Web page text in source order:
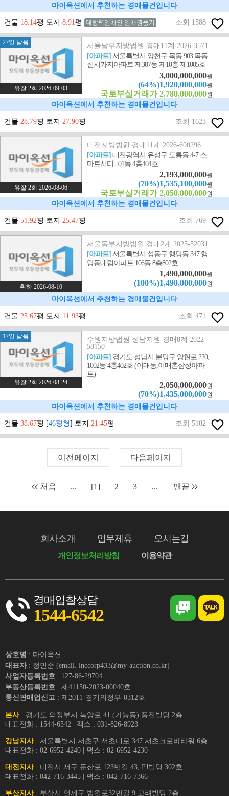
마이옥션에서 추천하는 경매물건입니다
건물 18.14평 토지 8.91평 대항력임차인 임차권등기 조회 1588
27일 남음
유찰 2회 2026-09-03
서울남부지방법원 경매11계 2026-3571
[아파트]서울특별시 양천구 목동 903 목동
신시가지아파트 제307동 제10층 제1005호
3,000,000,000원
(64%)1,920,000,000원
국토부실거래가 2,780,000,000원
마이옥션에서 추천하는 경매물건입니다
건물 28.79평 토지 27.90평 조회 1623
유찰 2회 2026-08-06
대전지방법원 경매11계 2026-600296
[아파트]대전광역시 유성구 도룡동 4-7 스
마트시티 501동 4층404호
2,193,000,000원
(70%)1,535,100,000원
국토부실거래가 2,050,000,000원
마이옥션에서 추천하는 경매물건입니다
건물 51.92평 토지 25.47평 조회 769
취하 2026-08-10
서울동부지방법원 경매2계 2025-52031
[아파트]서울특별시 성동구 행당동 347 행
당동대림아파트 106동 8층802호
1,490,000,000원
(100%)1,490,000,000원
마이옥션에서 추천하는 경매물건입니다
건물 25.67평 토지 11.93평 조회 471
17일 남음
유찰 2회 2026-08-24
수원지방법원 성남지원 경매8계 2022-
58150
[아파트] 경기도 성남시 분당구 양현로 220,
1002동 4층402호 (이매동,이매촌삼성아파
트)
2,050,000,000원
(70%)1,435,000,000원
마이옥션에서 추천하는 경매물건입니다
건물 38.67평 [46평형] 토지 21.45평 조회 5182
이전페이지 다음페이지
처음 ... [1] 2 3 ... 맨끝
회사소개 업무제휴 오시는길
개인정보처리방침 이용약관
경매입찰상담
1544-6542
상호명 : 마이옥션
대표자 : 정민준 (email. lnccorp433@my-auction.co.kr)
사업자등록번호 : 127-86-29704
부동산등록번호 : 제41150-2023-00040호
통신판매업신고 : 제2011-경기의정부-0312호
본사: 경기도 의정부시 녹양로 41 (가능동) 풍전빌딩 2층
대표전화 : 1544-6542 | 팩스 : 031-826-8923
강남지사: 서울특별시 서초구 서초대로 347 서초크로바타워 6층
대표전화 : 02-6952-4240 | 팩스 : 02-6952-4230
대전지사: 대전시 서구 둔산로 123번길 43, PJ빌딩 302호
대표전화 : 042-716-3445 | 팩스 : 042-716-7366
부산지사: 부산시 연제구 법원로32번길 9 고려빌딩 2층